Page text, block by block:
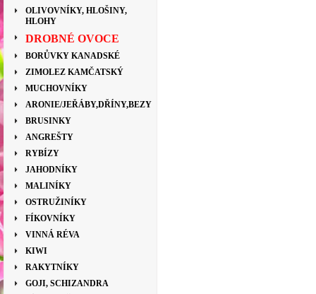
OLIVOVNÍKY, HLOŠINY,
HLOHY
DROBNÉ OVOCE
BORŮVKY KANADSKÉ
ZIMOLEZ KAMČATSKÝ
MUCHOVNÍKY
ARONIE/JEŘÁBY,DŘÍNY,BEZY
BRUSINKY
ANGREŠTY
RYBÍZY
JAHODNÍKY
MALINÍKY
OSTRUŽINÍKY
FÍKOVNÍKY
VINNÁ RÉVA
KIWI
RAKYTNÍKY
GOJI, SCHIZANDRA